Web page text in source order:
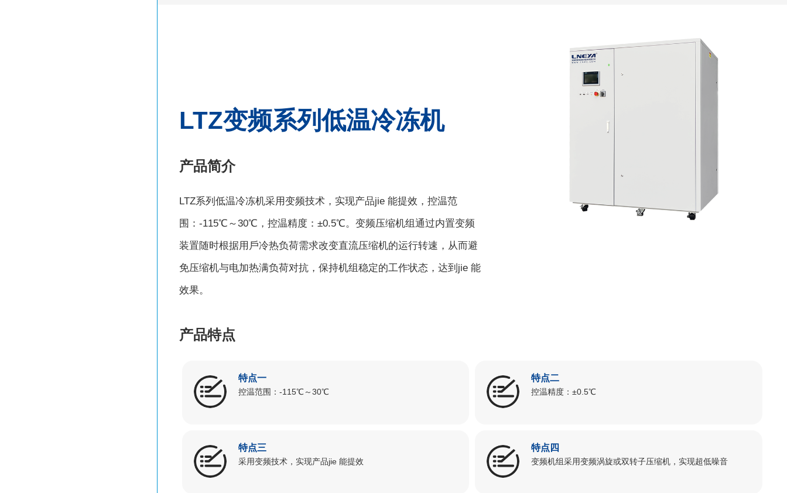
LTZ变频系列低温冷冻机
产品简介
LTZ系列低温冷冻机采用变频技术，实现产品jie 能提效，控温范
围：-115℃～30℃，控温精度：±0.5℃。变频压缩机组通过内置变频
装置随时根据⽤⼾冷热负荷需求改变直流压缩机的运⾏转速，从⽽避
免压缩机与电加热满负荷对抗，保持机组稳定的⼯作状态，达到jie 能
效果。
产品特点
特点一
控温范围：-115℃～30℃
特点二
控温精度：±0.5℃
特点三
采用变频技术，实现产品jie 能提效
特点四
变频机组采⽤变频涡旋或双转⼦压缩机，实现超低噪⾳